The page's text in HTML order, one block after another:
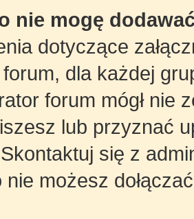
nie mogę
dotyczące
dla każdej
forum mógł nie
lub przyznać
się z
nie możesz